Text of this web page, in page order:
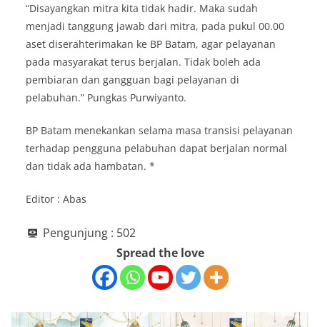
“Disayangkan mitra kita tidak hadir. Maka sudah
menjadi tanggung jawab dari mitra, pada pukul 00.00
aset diserahterimakan ke BP Batam, agar pelayanan
pada masyarakat terus berjalan. Tidak boleh ada
pembiaran dan gangguan bagi pelayanan di
pelabuhan.” Pungkas Purwiyanto.
BP Batam menekankan selama masa transisi pelayanan
terhadap pengguna pelabuhan dapat berjalan normal
dan tidak ada hambatan. *
Editor : Abas
Pengunjung : 502
Spread the love